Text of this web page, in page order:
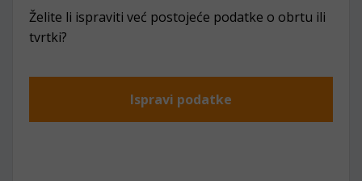
Želite li ispraviti već postojeće podatke o obrtu ili
tvrtki?
Ispravi podatke